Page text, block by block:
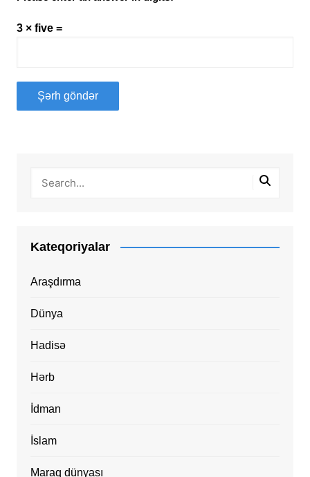
3 × five =
Kateqoriyalar
Araşdırma
Dünya
Hadisə
Hərb
İdman
İslam
Maraq dünyası